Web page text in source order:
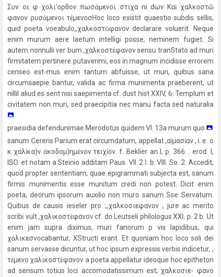
Συν οι φ χολι'ορθον πωσάμενοι στιχα ni dων Καὶ χαλκοστῶ
φανον ρυσάμενoι τέμενοσΗoc loco existit quaestio subdis sellis,
quid poeta voeabulo,,χαλκοστύφανον declarare voluerit. Neque
enim murum aere laetum intelligi posse, neminem fugiet. Si
autem nonnulli ver bum ,χαλκοστέφανον sensu tranStato ad muri
firmitatem pertinere putaverimi, eos in magnum incidisse errorem
censeo est-mus enim tantum abfuisse, ut muri, quibus sana
circumsaepie bantur, valida ac firma munimenta praeberent, ut
nillil aliud es sent nisi saepimenta cf. dust hist XXIV, 6: Templum et
civitatem non muri, sed praecipitia nec manu facta sed naturalia
praesidia defendunimae Merodotus quidem VI. 13a murum quo
sanum Cereris Parium erat circumdatum, appellat ,αὶμασίαν , i. e. ο
κ χαλίκα)ν ἀκοδομ)ημένον τειχίον. f. Beklier an I, p. 366. . erod. I,
ISO. et notam a Steinio additam Paus. VII. 2 l. b. VIII. So. 2. Accedit,
quod propter sententiam, quae epigrammati subjecta est, sanum
firmis munimentis esse munitum credi non potest. Dicit enim
poeta, deorum ipsorum auxilio non muro sanum Sse Servatum.
Quibus de causis ieseler pro :,,χαλκοσιεφανον , jure ac merito
scribi vult ,χαλικοστέφανον cf. do Leutseli philologus XXI. p. 2 b. Ut
enim jam supra diximus, muri fanorum p vis lapidibus, qui
χάλικεσvocabantur, XStructi erant. Et quoniam hoc loco soli dei
sanum servasse dicuntur, ut hoc ipsum expressis verbis indicetur, ,
τέμενο χαλικοστέφανον a poeta appellatur ideoque hoc epitheton
ad sensum totius loci accomodatissimum est; χαλκοσιε- φανο